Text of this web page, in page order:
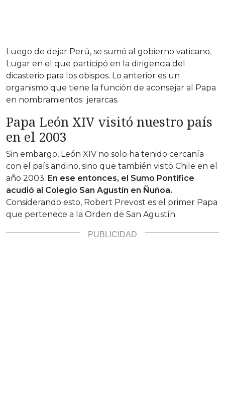
Luego de dejar Perú, se sumó al gobierno vaticano.
Lugar en el que participó en la dirigencia del
dicasterio para los obispos. Lo anterior es un
organismo que tiene la función de aconsejar al Papa
en nombramientos jerarcas.
Papa León XIV visitó nuestro país
en el 2003
Sin embargo, León XIV no solo ha tenido cercanía
con el país andino, sino que también visito Chile en el
año 2003. En ese entonces, el Sumo Pontífice
acudió al Colegio San Agustín en Ñuñoa.
Considerando esto, Robert Prevost es el primer Papa
que pertenece a la Orden de San Agustín.